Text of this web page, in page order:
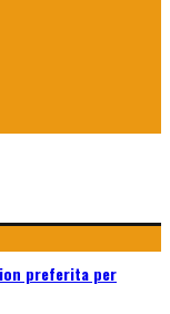
preferita per